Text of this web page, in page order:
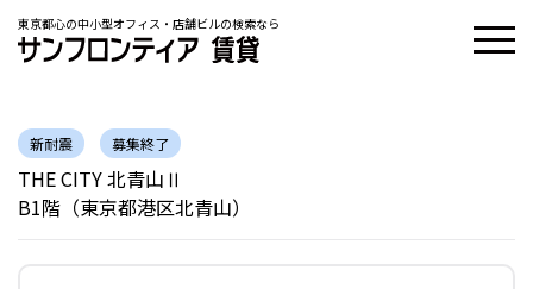
東京都心の中小型オフィス・店舗ビルの検索なら
新耐震 募集終了
THE CITY 北青山Ⅱ
B1階（東京都港区北青山）